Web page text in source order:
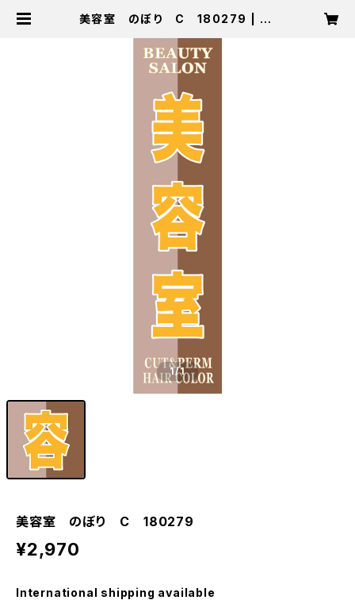
美容室 のぼり C 180279 | ze
1/1
美容室 のぼり C 180279
¥2,970
International shipping available